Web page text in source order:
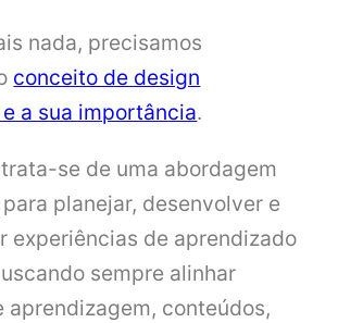
nada, precisamos
conceito de design
a sua importância.
se de uma abordagem
planejar, desenvolver e
experiências de aprendizado
sempre alinhar
aprendizagem, conteúdos,